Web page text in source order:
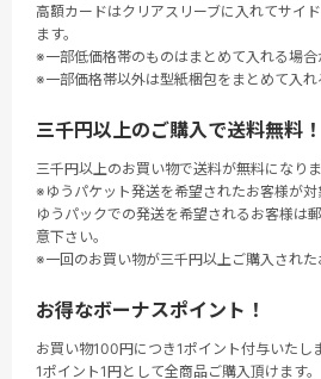
高額カードはクリアスリーブに入れてサイ
ます。
※一部低価格帯のものはまとめて入れる場合
※一部価格帯以外は型紙梱包をまとめて入れ
三千円以上のご購入で送料無料！
三千円以上のお買い物で送料が無料になりま
※ゆうパケット発送を希望されたお客様が対
ゆうパックでの発送を希望されるお客様は
意下さい。
※一回のお買い物が三千円以上ご購入された
お得なボーナスポイント！
お買い物100円につき1ポイント付与いたしま
1ポイント1円として全商品ご購入頂けます。